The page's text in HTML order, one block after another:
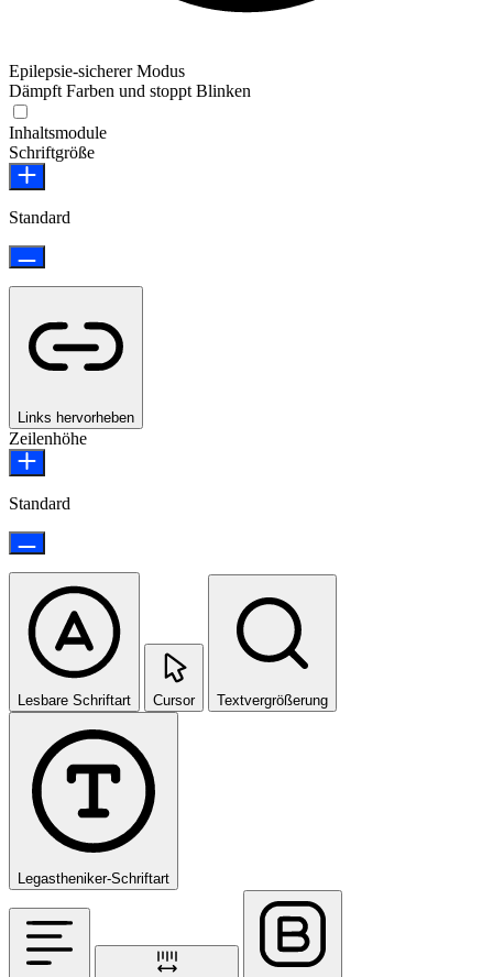
Epilepsie-sicherer Modus
Dämpft Farben und stoppt Blinken
Inhaltsmodule
Schriftgröße
Standard
Links hervorheben
Zeilenhöhe
Standard
Lesbare Schriftart Cursor Textvergrößerung
Legastheniker-Schriftart